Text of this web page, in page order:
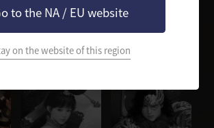
to the NA / EU website
on the website of this region
レンジャー ソーサレス